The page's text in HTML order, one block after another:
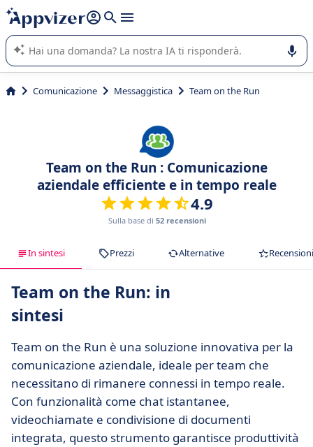
righe con
shift + enter
L'IA di Appvizer vi guida nell'utilizzo o nella scelta di un
software SaaS per la vostra azienda.
Comunicazione Messaggistica Team on the Run
Team on the Run : Comunicazione
aziendale efficiente e in tempo reale
4.9
Sulla base di 52 recensioni
In sintesi Prezzi Alternative Recensioni
Team on the Run: in
sintesi
Team on the Run è una soluzione innovativa per la
comunicazione aziendale, ideale per team che
necessitano di rimanere connessi in tempo reale.
Con funzionalità come chat istantanee,
videochiamate e condivisione di documenti
integrata, questo strumento garantisce produttività